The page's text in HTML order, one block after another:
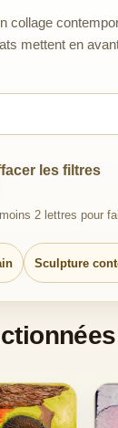
collage
mettent en
les filtres
2 lettres pour
Sculpture